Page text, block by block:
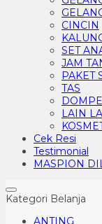
CINCIN
SET
JAM
PAKET
TAS
LAIN
Cek Resi
Testimonial
MASPION
Kategori Belanja
ANTING